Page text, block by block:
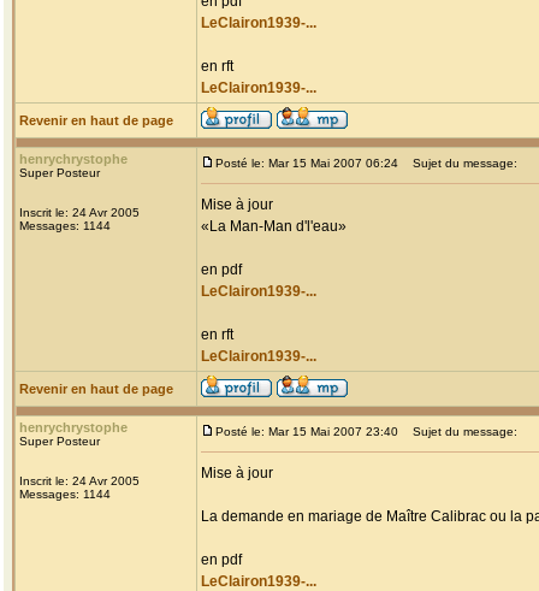
LeClairon1939-...
en rft
LeClairon1939-...
Revenir en haut de page
henrychrystophe
Super Posteur
Inscrit le: 24 Avr 2005
Messages: 1144
Posté le: Mar 15 Mai 2007 06:24 Sujet du message:
Mise à jour
«La Man-Man d'l'eau»
en pdf
LeClairon1939-...
en rft
LeClairon1939-...
Revenir en haut de page
henrychrystophe
Super Posteur
Inscrit le: 24 Avr 2005
Messages: 1144
Posté le: Mar 15 Mai 2007 23:40 Sujet du message:
Mise à jour
La demande en mariage de Maître Calibrac ou la
en pdf
LeClairon1939-...